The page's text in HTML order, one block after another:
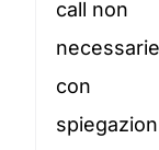
call non
necessarie
con